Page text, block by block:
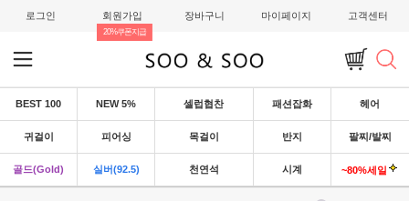
로그인 회원가입
20%쿠폰지급
장바구니 마이페이지 고객센터
BEST 100 NEW 5% 셀럽협찬 패션잡화 헤어
귀걸이 피어싱 목걸이 반지 팔찌/발찌
골드(Gold) 실버(92.5) 천연석 시계 ~80%세일